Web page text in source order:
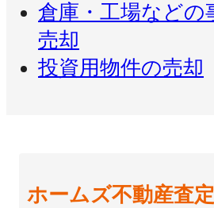
倉庫・工場などの
売却
投資用物件の売却
ホームズ不動産査